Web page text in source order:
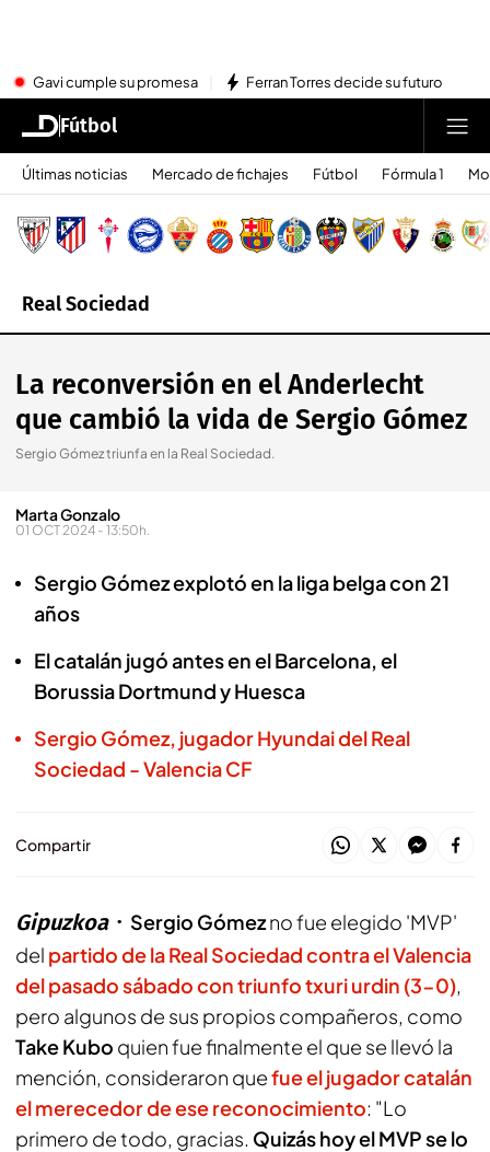
Gavi cumple su promesa Ferran Torres decide su futuro
Fútbol
Últimas noticias Mercado de fichajes Fútbol Fórmula 1
Real Sociedad
La reconversión en el Anderlecht
que cambió la vida de Sergio Gómez
Sergio Gómez triunfa en la Real Sociedad.
Marta Gonzalo
01 OCT 2024 - 13:50h.
Sergio Gómez explotó en la liga belga con 21
años
El catalán jugó antes en el Barcelona, el
Borussia Dortmund y Huesca
Sergio Gómez, jugador Hyundai del Real
Sociedad - Valencia CF
Compartir
Gipuzkoa Sergio Gómezno fue elegido 'MVP'
del partido de la Real Sociedad contra el Valencia
del pasado sábado con triunfo txuri urdin (3-0),
pero algunos de sus propios compañeros, como
Take Kubo quien fue finalmente el que se llevó la
mención, consideraron quefue el jugador catalán
el merecedor de ese reconocimiento: "Lo
primero de todo, gracias. Quizás hoy el MVP se lo